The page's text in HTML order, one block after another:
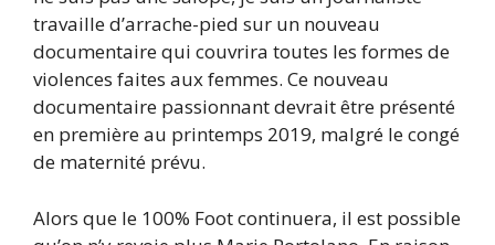
travaille d’arrache-pied sur un nouveau
documentaire qui couvrira toutes les formes de
violences faites aux femmes. Ce nouveau
documentaire passionnant devrait être présenté
en première au printemps 2019, malgré le congé
de maternité prévu.
Alors que le 100% Foot continuera, il est possible